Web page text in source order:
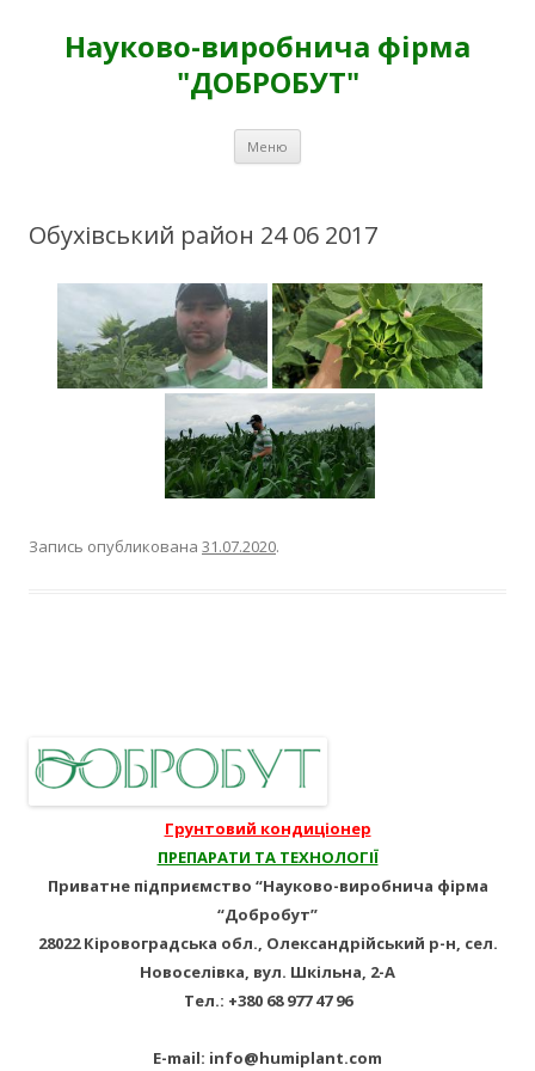
Науково-виробнича фірма
"ДОБРОБУТ"
Меню
Обухівський район 24 06 2017
Запись опубликована 31.07.2020.
записям
Грунтовий кондиціонер
ПРЕПАРАТИ ТА ТЕХНОЛОГІЇ
Приватне підприємство “Науково-виробнича фірма
“Добробут”
28022 Кіровоградська обл., Олександрійський р-н, сел.
Новоселівка, вул. Шкільна, 2-А
Тел.: +380 68 977 47 96
E-mail: info@humiplant.com